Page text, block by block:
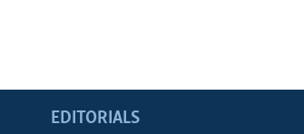
EDITORIALS